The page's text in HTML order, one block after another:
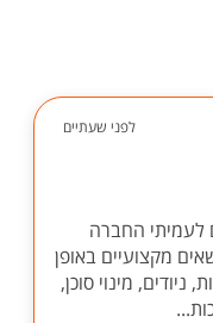
לפני שעתיים
לעמיתי החברה
מקצועיים באופן
ניודים, מינוי סוכן,